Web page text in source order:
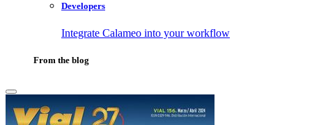
Developers
Integrate Calameo into your workflow
From the blog